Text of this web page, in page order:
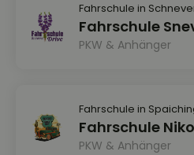
Fahrschule in
Fahrschule
PKW & Anhänger
Fahrschule in
Fahrschule
PKW & Anhänger